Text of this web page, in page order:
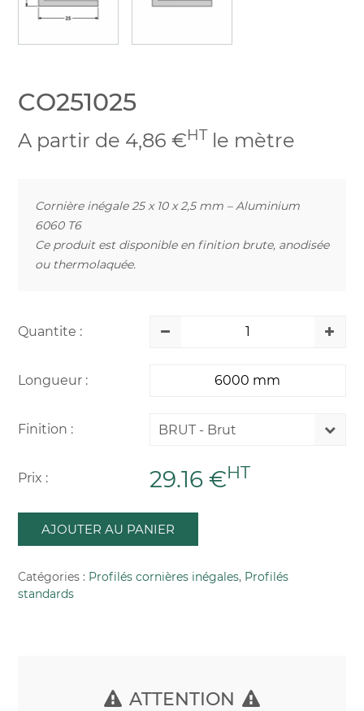
CO251025
A partir de 4,86 €HT le mètre
Cornière inégale 25 x 10 x 2,5 mm – Aluminium
6060 T6
Ce produit est disponible en finition brute, anodisée
ou thermolaquée.
Quantite :
Longueur :
Finition : BRUT - Brut
Prix : 29.16 €HT
AJOUTER AU PANIER
Catégories : Profilés cornières inégales, Profilés
standards
ATTENTION